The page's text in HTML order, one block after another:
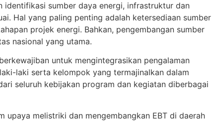
identifikasi sumber daya energi, infrastruktur dan
Hal yang paling penting adalah ketersediaan sumber
projek energi. Bahkan, pengembangan sumber
nasional yang utama.
untuk mengintegrasikan pengalaman
laki serta kelompok yang termajinalkan dalam
seluruh kebijakan program dan kegiatan diberbagai
upaya melistriki dan mengembangkan EBT di daerah